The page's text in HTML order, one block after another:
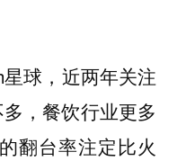
球，近两年关注
，餐饮行业更多
翻台率注定比火